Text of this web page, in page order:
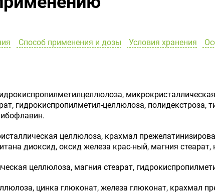
Способ применения и дозы Условия хранения
гидрокиспропилметил-целлюлоза, полидекстроза,
целлюлоза, крахмал
диоксид, оксид железа крас-ный, магния
целлюлоза, магния стеарат,
цинка глюконат, железа глюконат, крахмал